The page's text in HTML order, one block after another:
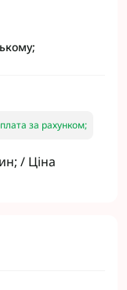
за рахунком;
/ Ціна